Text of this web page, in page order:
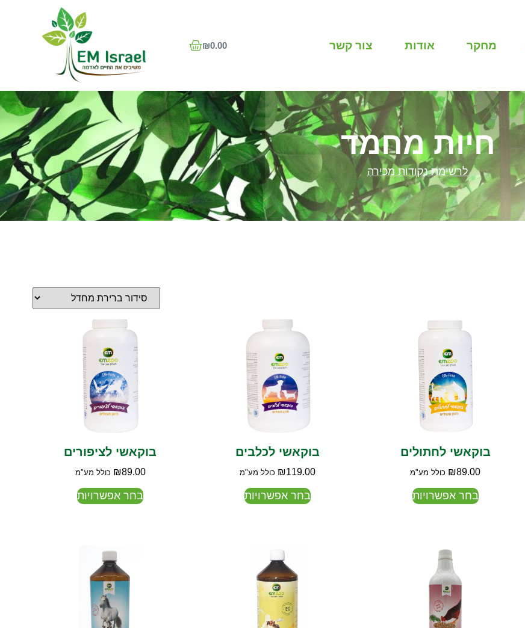
מחקר אודות צור קשר ₪0.00
חיות מחמד
לרשימת נקודות מכירה
בוקאשי לחתולים
₪89.00 כולל מע"מ
בחר אפשרויות
בוקאשי לכלבים
₪119.00 כולל מע"מ
בחר אפשרויות
בוקאשי לציפורים
₪89.00 כולל מע"מ
בחר אפשרויות